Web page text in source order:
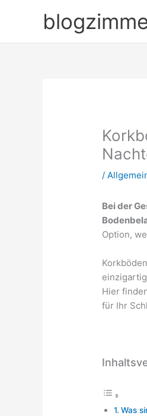
/
Bei der
Option,
Hier
für Ihr
Was